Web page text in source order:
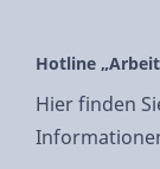
Hotline
Hier finden